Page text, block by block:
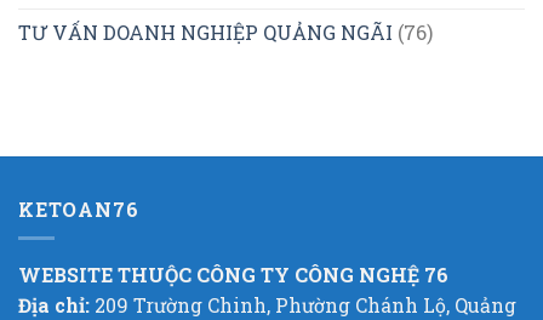
TƯ VẤN DOANH NGHIỆP QUẢNG NGÃI (76)
KETOAN76
WEBSITE THUỘC CÔNG TY CÔNG NGHỆ 76
Địa chỉ: 209 Trường Chinh, Phường Chánh Lộ, Quảng